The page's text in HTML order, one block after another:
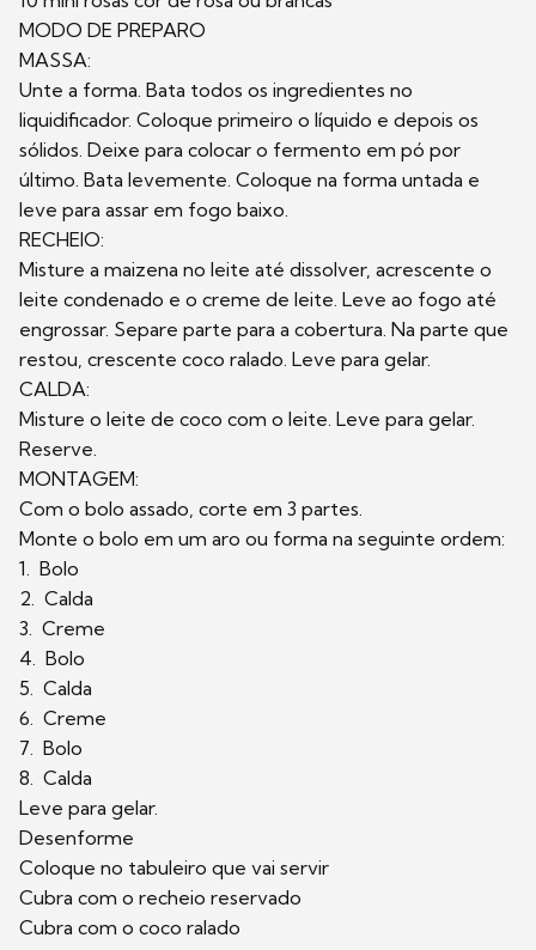
MODO DE PREPARO
MASSA:
Unte a forma. Bata todos os ingredientes no
liquidificador. Coloque primeiro o líquido e depois os
sólidos. Deixe para colocar o fermento em pó por
último. Bata levemente. Coloque na forma untada e
leve para assar em fogo baixo.
RECHEIO:
Misture a maizena no leite até dissolver, acrescente o
leite condenado e o creme de leite. Leve ao fogo até
engrossar. Separe parte para a cobertura. Na parte que
restou, crescente coco ralado. Leve para gelar.
CALDA:
Misture o leite de coco com o leite. Leve para gelar.
Reserve.
MONTAGEM:
Com o bolo assado, corte em 3 partes.
Monte o bolo em um aro ou forma na seguinte ordem:
1. Bolo
2. Calda
3. Creme
4. Bolo
5. Calda
6. Creme
7. Bolo
8. Calda
Leve para gelar.
Desenforme
Coloque no tabuleiro que vai servir
Cubra com o recheio reservado
Cubra com o coco ralado